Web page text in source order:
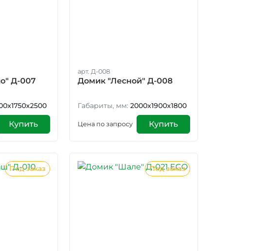
Д-007
Купить
арт. Д-008
Домик "Лесной" Д-008
Габариты, мм: 2000х1900х1800
Цена по запросу Купить
Под заказ Под заказ